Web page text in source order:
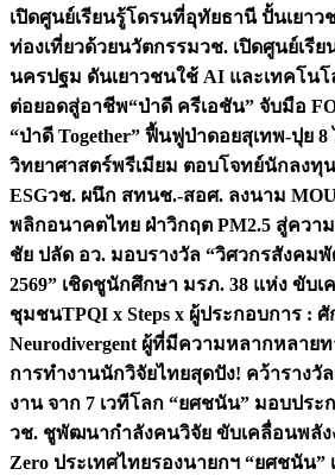
เปิดศูนย์เรียนรู้โดรนที่อุทัยธานี ปั้นเยา
ท่องเที่ยวด้วยนวัตกรรมวช. เปิดศูนย์เรี
นครปฐม ดันเยาวชนใช้ AI และเทคโนโ
ต่อยอดสู่อาชีพ“ป่าดี ครีเอชัน” จับมือ
“ป่าดี Together” ฟื้นฟูป่าดอยสุเทพ-ปุย
วิทยาศาสตร์พรีเมียม ตอบโจทย์นักลงทุ
ESGวช. ผนึก สทนช.-สอศ. ลงนาม
พลิกอนาคตไทย ฝ่าวิกฤต PM2.5 สู่ควา
ชัย ปลัด อว. มอบรางวัล “วิศวกรสังคม
2569” เชิดชูนักศึกษา มรภ. 38 แห่ง ขับ
ชุมชนTPQI x Steps x ผู้ประกอบการ :
Neurodivergent ผู้ที่มีความหลากหลาย
การทำงานนักวิจัยไทยสุดปัง! คว้ารางวั
งาน จาก 7 เวทีโลก “ยศชนัน” มอบประ
วช. ชูพัฒนากำลังคนวิจัย ขับเคลื่อนพลัง
Zero ประเทศไทยรองนายกฯ “ยศชนัน”